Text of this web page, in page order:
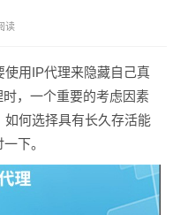
读
用IP代理来隐藏自己真
，一个重要的考虑因素
何选择具有长久存活能
下。